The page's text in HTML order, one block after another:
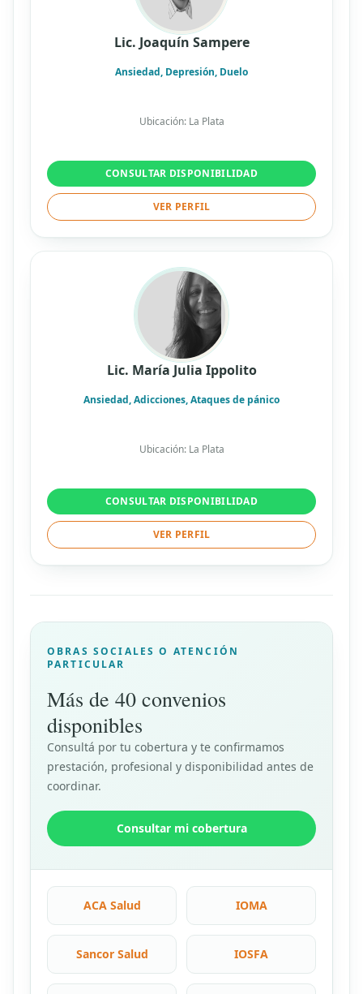
Lic. Joaquín Sampere
Ansiedad, Depresión, Duelo
Ubicación: La Plata
CONSULTAR DISPONIBILIDAD
VER PERFIL
Lic. María Julia Ippolito
Ansiedad, Adicciones, Ataques de pánico
Ubicación: La Plata
CONSULTAR DISPONIBILIDAD
VER PERFIL
OBRAS SOCIALES O ATENCIÓN
PARTICULAR
Más de 40 convenios
disponibles
Consultá por tu cobertura y te confirmamos
prestación, profesional y disponibilidad antes de
coordinar.
Consultar mi cobertura
ACA Salud IOMA
Sancor Salud IOSFA